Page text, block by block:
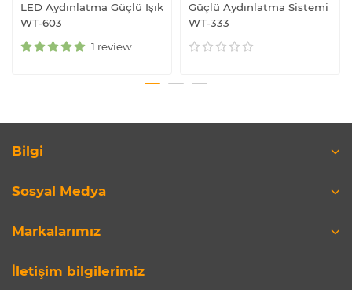
LED Aydınlatma Güçlü Işık
WT-603
1 review
Güçlü Aydınlatma Sistemi
WT-333
Bilgi
Sosyal Medya
Markalarımız
İletişim bilgilerimiz